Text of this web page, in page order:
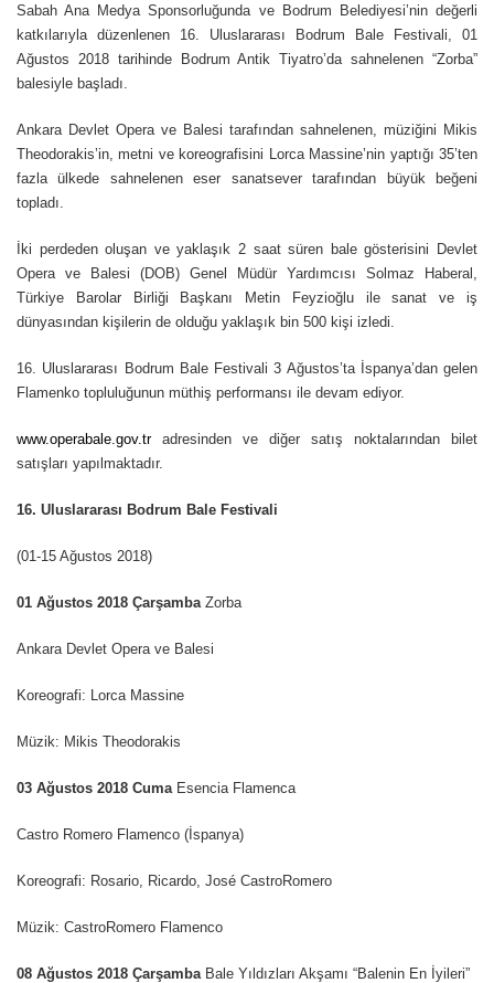
Sabah Ana Medya Sponsorluğunda ve Bodrum Belediyesi’nin değerli
katkılarıyla düzenlenen 16. Uluslararası Bodrum Bale Festivali, 01
Ağustos 2018 tarihinde Bodrum Antik Tiyatro’da sahnelenen “Zorba”
balesiyle başladı.
Ankara Devlet Opera ve Balesi tarafından sahnelenen, müziğini Mikis
Theodorakis’in, metni ve koreografisini Lorca Massine’nin yaptığı 35’ten
fazla ülkede sahnelenen eser sanatsever tarafından büyük beğeni
topladı.
İki perdeden oluşan ve yaklaşık 2 saat süren bale gösterisini Devlet
Opera ve Balesi (DOB) Genel Müdür Yardımcısı Solmaz Haberal,
Türkiye Barolar Birliği Başkanı Metin Feyzioğlu ile sanat ve iş
dünyasından kişilerin de olduğu yaklaşık bin 500 kişi izledi.
16. Uluslararası Bodrum Bale Festivali 3 Ağustos’ta İspanya’dan gelen
Flamenko topluluğunun müthiş performansı ile devam ediyor.
www.operabale.gov.tradresinden ve diğer satış noktalarından bilet
satışları yapılmaktadır.
16. Uluslararası Bodrum Bale Festivali
(01-15 Ağustos 2018)
01 Ağustos 2018 Çarşamba Zorba
Ankara Devlet Opera ve Balesi
Koreografi: Lorca Massine
Müzik: Mikis Theodorakis
03 Ağustos 2018 Cuma Esencia Flamenca
Castro Romero Flamenco (İspanya)
Koreografi: Rosario, Ricardo, José CastroRomero
Müzik: CastroRomero Flamenco
08 Ağustos 2018 Çarşamba Bale Yıldızları Akşamı “Balenin En İyileri”